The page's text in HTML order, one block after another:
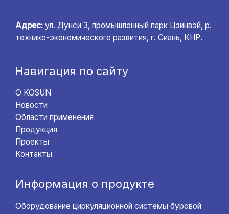
Адрес: ул. Дунси 3, промышленный парк Цзинвэй, р.
технико-экономического развития, г. Сиань, КНР.
Навигация по сайту
О KOSUN
Новости
Области применения
Продукция
Проекты
Контакты
Информация о продукте
Оборудование циркуляционной системы буровой